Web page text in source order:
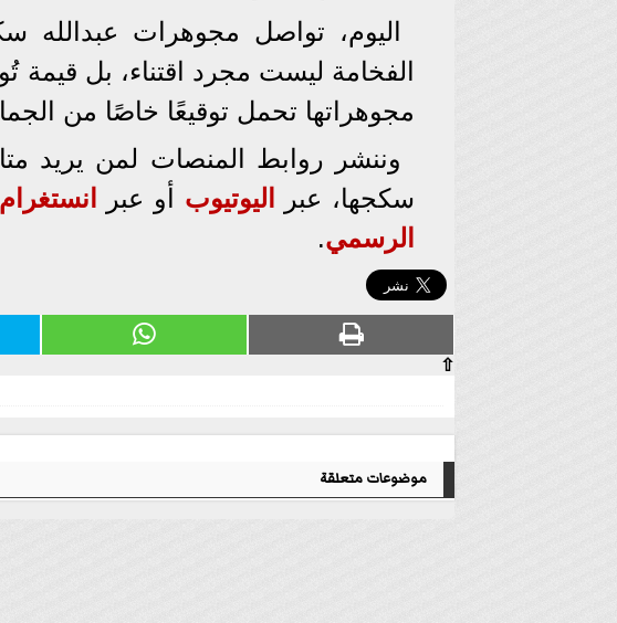
اليوم، تواصل مجوهرات عبدالله
الفخامة ليست مجرد اقتناء، بل
مجوهراتها تحمل توقيعًا خاصًا من
وننشر روابط المنصات لمن يريد
سكجها، عبر
اليوتيوب أو عبر انستغرام
الرسمي.
⇧
موضوعات متعلقة